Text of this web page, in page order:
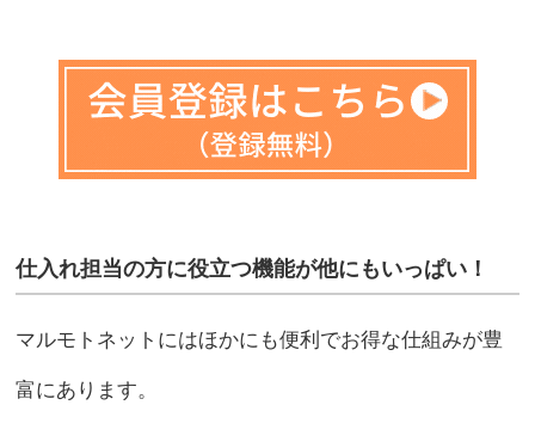
仕入れ担当の方に役立つ機能が他にもいっぱい！
マルモトネットにはほかにも便利でお得な仕組みが豊
富にあります。